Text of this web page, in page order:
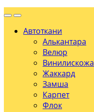
Автоткани
Алькантара
Велюр
Винилискожа
Жаккард
Замша
Карпет
Флок